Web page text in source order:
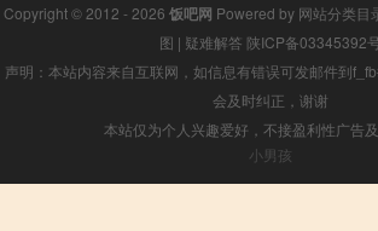
Copyright © 2012 - 2026 饭吧网 Powered by 网站分类目
图 | 疑难解答 陕ICP备03345392
声明：本站内容来自互联网，如信息有错误可发邮件到
会及时纠正，谢谢
本站仅为个人兴趣爱好，不接盈利性广告
小男孩